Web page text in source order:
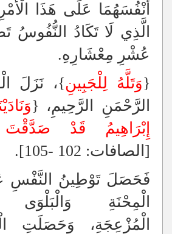
أَنْفُسَهُمَا عَلَى هَذَا
الَّذِي لَا تَكَادُ النُّفُوسُ
عُشْرِ مِعْشَارِهِ.
{وَتَلَّهُ لِلْجَبِينِ}، نَزَلَ
الرَّحْمَنِ الرَّحِيمِ، {
إِبْرَاهِيمُ
قَدْ صَدَّقْتَ
[الصافات: 102 -105].
فَحَصَلَ تَوْطِينُ النَّفْسِ
الْمِحْنَةِ وَالْبَلْوَى
الْمُزْعِجَةِ، وَحَصَلَتِ